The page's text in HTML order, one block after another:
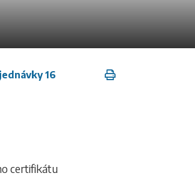
16 Vytlačiť
certifikátu